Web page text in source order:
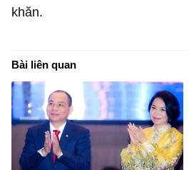
khăn.
Bài liên quan